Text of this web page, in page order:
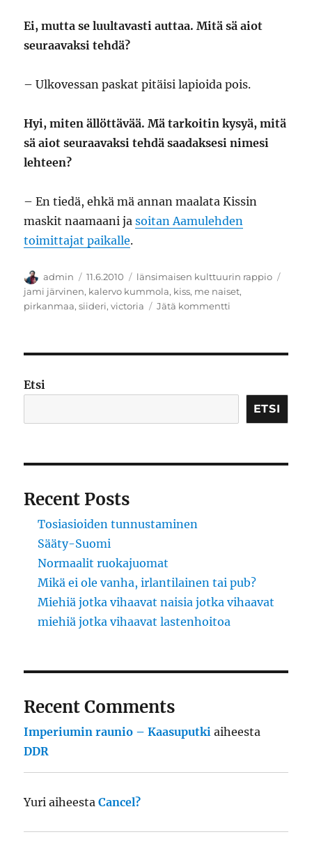
Ei, mutta se luultavasti auttaa. Mitä sä aiot
seuraavaksi tehdä?
– Ulkovessan paskat pitäisi lapioida pois.
Hyi, miten ällöttävää. Mä tarkoitin kysyä, mitä
sä aiot seuraavaksi tehdä saadaksesi nimesi
lehteen?
– En tiedä, ehkä mä annan maalata Kissin
maskit naamaani jasoitan Aamulehden
toimittajat paikalle.
Kirjoittaja
admin Julkaistu
11.6.2010 Kategoriat
länsimaisen kulttuurin rappio
jami järvinen, kalervo kummola, kiss, me naiset,
pirkanmaa,siideri,victoria Jätä kommentti
Etsi
ETSI
Recent Posts
Tosiasioiden tunnustaminen
Sääty-Suomi
Normaalit ruokajuomat
Mikä ei ole vanha, irlantilainen tai pub?
Miehiä jotka vihaavat naisia jotka vihaavat
miehiä jotka vihaavat lastenhoitoa
Recent Comments
Imperiumin raunio – Kaasuputki aiheesta
DDR
Yuri aiheestaCancel?